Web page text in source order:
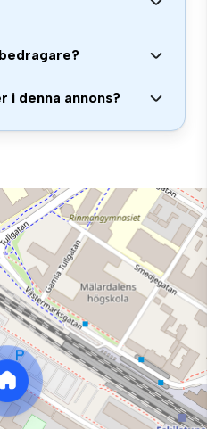
i denna annons?